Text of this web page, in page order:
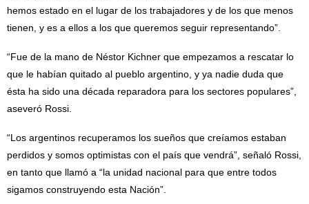
hemos estado en el lugar de los trabajadores y de los que menos
tienen, y es a ellos a los que queremos seguir representando”.
“Fue de la mano de Néstor Kichner que empezamos a rescatar lo
que le habían quitado al pueblo argentino, y ya nadie duda que
ésta ha sido una década reparadora para los sectores populares”,
aseveró Rossi.
“Los argentinos recuperamos los sueños que creíamos estaban
perdidos y somos optimistas con el país que vendrá”, señaló Rossi,
en tanto que llamó a “la unidad nacional para que entre todos
sigamos construyendo esta Nación”.